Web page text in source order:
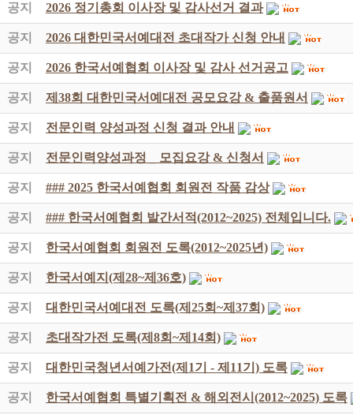
공지 2026 정기총회 이사장 및 감사선거 결과
공지 2026 대한민국서예대전 초대작가 신청 안내
공지 2026 한국서예협회 이사장 및 감사 선거공고
공지 제38회 대한민국서예대전 공모요강 & 출품원서
공지 전문인력 양성과정 신청 결과 안내
공지 전문인력양성과정 _ 모집요강 & 신청서
공지 ### 2025 한국서예협회 회원전 작품 감상
공지 ### 한국서예협회 발간서적(2012~2025) 전체입니다.
공지 한국서예협회 회원전 도록(2012~2025년)
공지 한국서예지(제28~제36호)
공지 대한민국서예대전 도록(제25회~제37회)
공지 초대작가전 도록(제8회~제14회)
공지 대한민국청년서예가전(제1기 - 제11기) 도록
공지 한국서예협회 특별기획전 & 해외전시(2012~2025) 도록